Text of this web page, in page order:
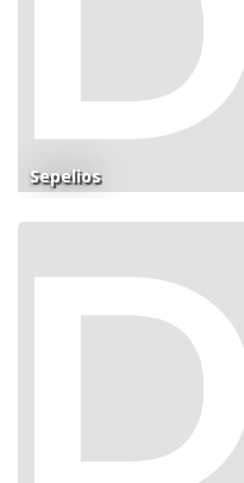
Sepelios